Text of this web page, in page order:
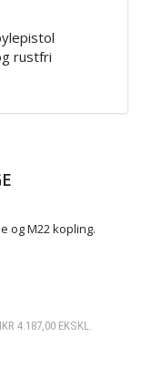
rustfri
og M22 kopling.
4.187,00EKSKL.